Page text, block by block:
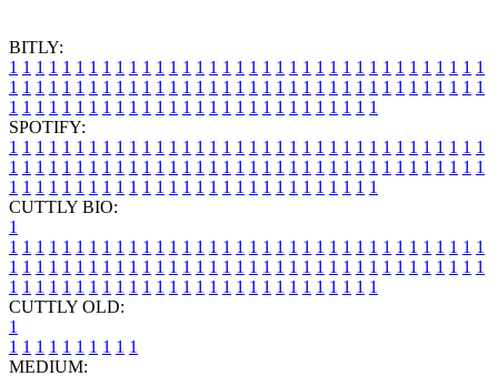
BITLY:
1 1 1 1 1 1 1 1 1 1 1 1 1 1 1 1 1 1 1 1 1 1 1 1 1 1 1 1 1 1 1 1 1 1 1 1
1 1 1 1 1 1 1 1 1 1 1 1 1 1 1 1 1 1 1 1 1 1 1 1 1 1 1 1 1 1 1 1 1 1 1 1
1 1 1 1 1 1 1 1 1 1 1 1 1 1 1 1 1 1 1 1 1 1 1 1 1 1 1 1
SPOTIFY:
1 1 1 1 1 1 1 1 1 1 1 1 1 1 1 1 1 1 1 1 1 1 1 1 1 1 1 1 1 1 1 1 1 1 1 1
1 1 1 1 1 1 1 1 1 1 1 1 1 1 1 1 1 1 1 1 1 1 1 1 1 1 1 1 1 1 1 1 1 1 1 1
1 1 1 1 1 1 1 1 1 1 1 1 1 1 1 1 1 1 1 1 1 1 1 1 1 1 1 1
CUTTLY BIO:
1
1 1 1 1 1 1 1 1 1 1 1 1 1 1 1 1 1 1 1 1 1 1 1 1 1 1 1 1 1 1 1 1 1 1 1 1
1 1 1 1 1 1 1 1 1 1 1 1 1 1 1 1 1 1 1 1 1 1 1 1 1 1 1 1 1 1 1 1 1 1 1 1
1 1 1 1 1 1 1 1 1 1 1 1 1 1 1 1 1 1 1 1 1 1 1 1 1 1 1 1
CUTTLY OLD:
1
1 1 1 1 1 1 1 1 1 1
MEDIUM: